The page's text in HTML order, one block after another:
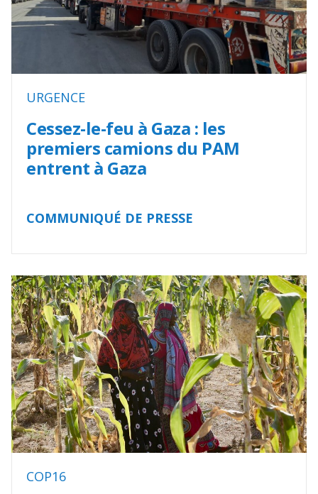
URGENCE
Cessez-le-feu à Gaza : les
premiers camions du PAM
entrent à Gaza
COMMUNIQUÉ DE PRESSE
COP16